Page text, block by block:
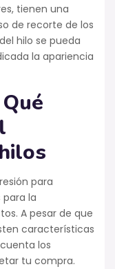
tienen una
de recorte de los
hilo se pueda
la apariencia
para
para la
A pesar de que
características
los
tu compra.